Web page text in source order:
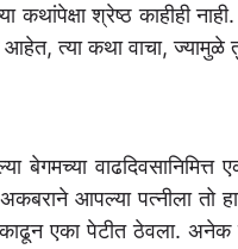
कथांपेक्षा श्रेष्ठ काहीही
आहेत, त्या कथा वाचा, ज्यामुळे
बेगमच्या
आपल्या पत्नीला तो
काढून एका पेटीत ठेवला.